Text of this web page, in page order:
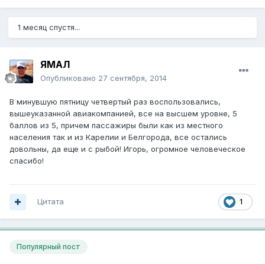
1 месяц спустя...
ЯМАЛ
Опубликовано 27 сентября, 2014
В минувшую пятницу четвертый раз воспользовались,
вышеуказанной авиакомпанией, все на высшем уровне, 5
баллов из 5, причем пассажиры были как из местного
населения так и из Карелии и Белгорода, все остались
довольны, да еще и с рыбой! Игорь, огромное человеческое
спасибо!
1
Цитата
Популярный пост